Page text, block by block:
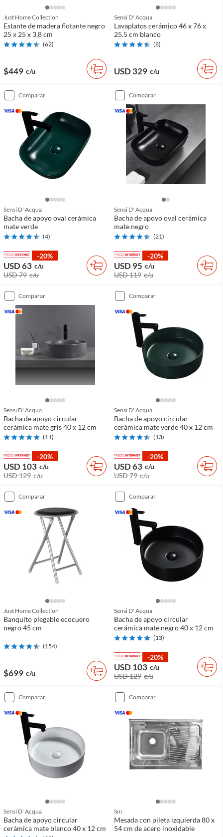
Just Home Collection
Estante de madera flotante negro
25 x 25 x 3,8 cm
(62)
$449 c/u
Sensi D' Acqua
Lavaplatos cerámico 46 x 76 x
25.5 cm blanco
(8)
USD 329 c/u
comparar
Sensi D' Acqua
Bacha de apoyo oval cerámica
mate verde
(4)
-20%
USD 63 c/u
USD 79 c/u
comparar
Sensi D' Acqua
Bacha de apoyo oval cerámica
mate negro
(21)
-20%
USD 95 c/u
USD 119 c/u
comparar
Sensi D' Acqua
Bacha de apoyo circular
cerámica mate gris 40 x 12 cm
(11)
-20%
USD 103 c/u
USD 129 c/u
comparar
Sensi D' Acqua
Bacha de apoyo circular
cerámica mate verde 40 x 12 cm
(13)
-20%
USD 63 c/u
USD 79 c/u
comparar
Just Home Collection
Banquito plegable ecocuero
negro 45 cm
(154)
$699 c/u
comparar
Sensi D' Acqua
Bacha de apoyo circular
cerámica mate negro 40 x 12 cm
(13)
-20%
USD 103 c/u
USD 129 c/u
comparar
Sensi D' Acqua
Bacha de apoyo circular
cerámica mate blanco 40 x 12 cm
comparar
Sm
Mesada con pileta izquierda 80 x
54 cm de acero inoxidable